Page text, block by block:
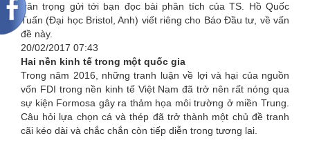
trân trọng gửi tới bạn đọc bài phân tích của TS. Hồ Quốc
Tuấn (Đại học Bristol, Anh) viết riêng cho Báo Đầu tư, về vấn
đề này.
20/02/2017 07:43
Hai nền kinh tế trong một quốc gia
Trong năm 2016, những tranh luận về lợi và hại của nguồn
vốn FDI trong nền kinh tế Việt Nam đã trở nên rất nóng qua
sự kiện Formosa gây ra thảm họa môi trường ở miền Trung.
Câu hỏi lựa chọn cá và thép đã trở thành một chủ đề tranh
cãi kéo dài và chắc chắn còn tiếp diễn trong tương lai.